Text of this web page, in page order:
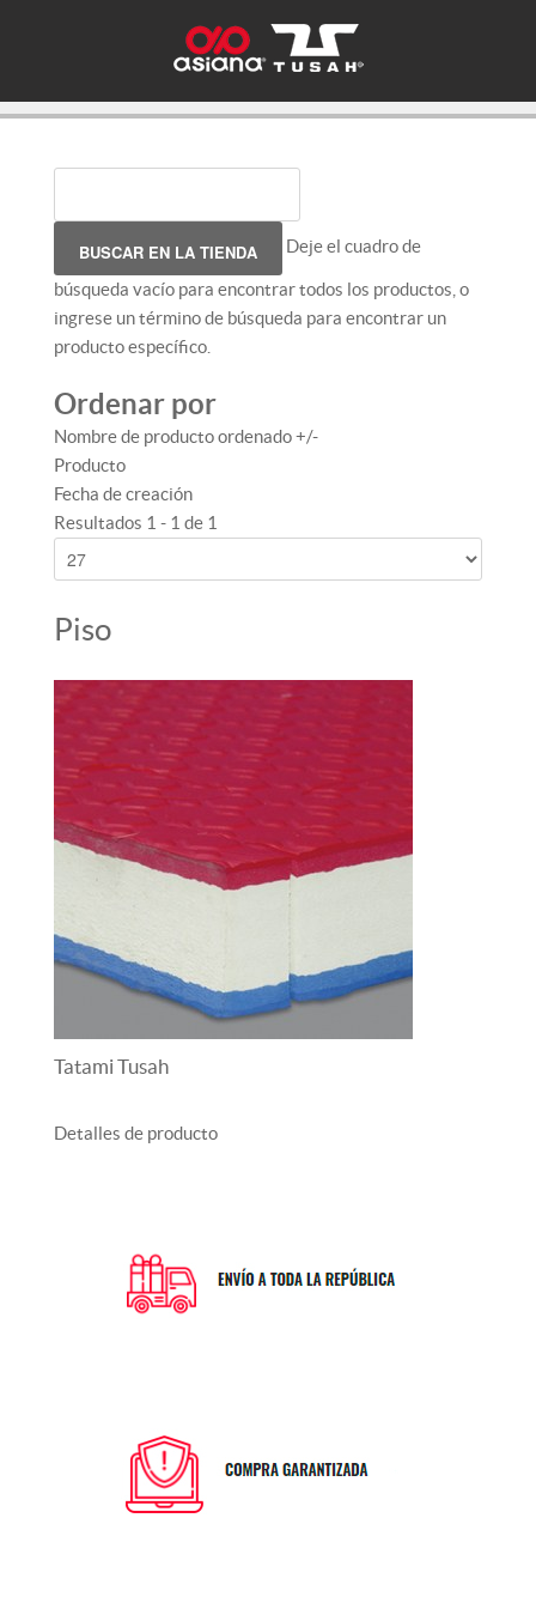
Deje el cuadro de
búsqueda vacío para encontrar todos los productos, o
ingrese un término de búsqueda para encontrar un
producto específico.
Ordenar por
Nombre de producto ordenado +/-
Producto
Fecha de creación
Resultados 1 - 1 de 1
Piso
Tatami Tusah
Detalles de producto